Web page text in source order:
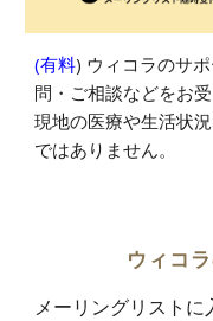
(有料) ウィコラのサ
問・ご相談などをお
現地の医療や生活状
ではありません。
ウィコ
メーリングリスト